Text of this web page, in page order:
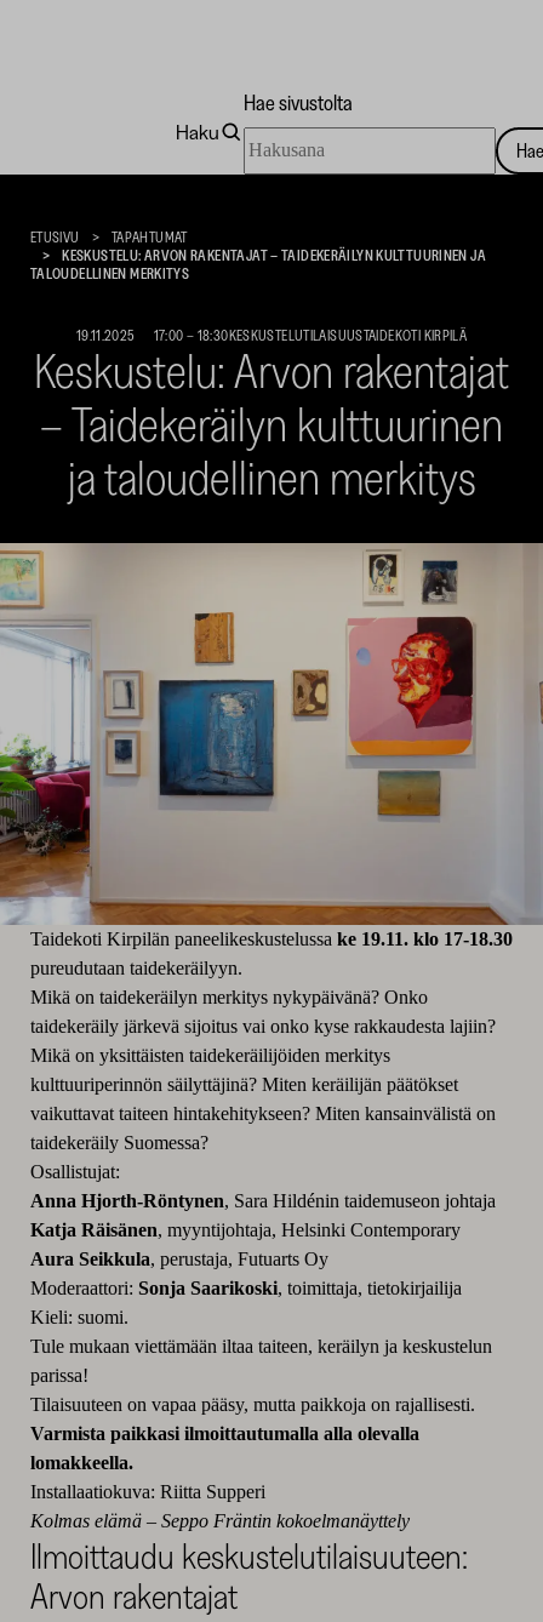
Taidekoti
Haku
Hae sivustolta
sivustolta
ETUSIVU
TAPAHTUMAT
KESKUSTELU: ARVON RAKENTAJAT – TAIDEKERÄILYN KULTTUURINEN JA
TALOUDELLINEN MERKITYS
19.11.2025 17:00 – 18:30KESKUSTELUTILAISUUSTAIDEKOTI KIRPILÄ
Keskustelu: Arvon rakentajat
– Taidekeräilyn kulttuurinen
ja taloudellinen merkitys
Taidekoti Kirpilän paneelikeskustelussa ke 19.11. klo 17-18.30
pureudutaan taidekeräilyyn.
Mikä on taidekeräilyn merkitys nykypäivänä? Onko
taidekeräily järkevä sijoitus vai onko kyse rakkaudesta lajiin?
Mikä on yksittäisten taidekeräilijöiden merkitys
kulttuuriperinnön säilyttäjinä? Miten keräilijän päätökset
vaikuttavat taiteen hintakehitykseen? Miten kansainvälistä on
taidekeräily Suomessa?
Osallistujat:
Anna Hjorth-Röntynen, Sara Hildénin taidemuseon johtaja
Katja Räisänen, myyntijohtaja, Helsinki Contemporary
Aura Seikkula, perustaja, Futuarts Oy
Moderaattori: Sonja Saarikoski, toimittaja, tietokirjailija
Kieli: suomi.
Tule mukaan viettämään iltaa taiteen, keräilyn ja keskustelun
parissa!
Tilaisuuteen on vapaa pääsy, mutta paikkoja on rajallisesti.
Varmista paikkasi ilmoittautumalla alla olevalla
lomakkeella.
Installaatiokuva: Riitta Supperi
Kolmas elämä – Seppo Fräntin kokoelmanäyttely
Ilmoittaudu keskustelutilaisuuteen:
Arvon rakentajat